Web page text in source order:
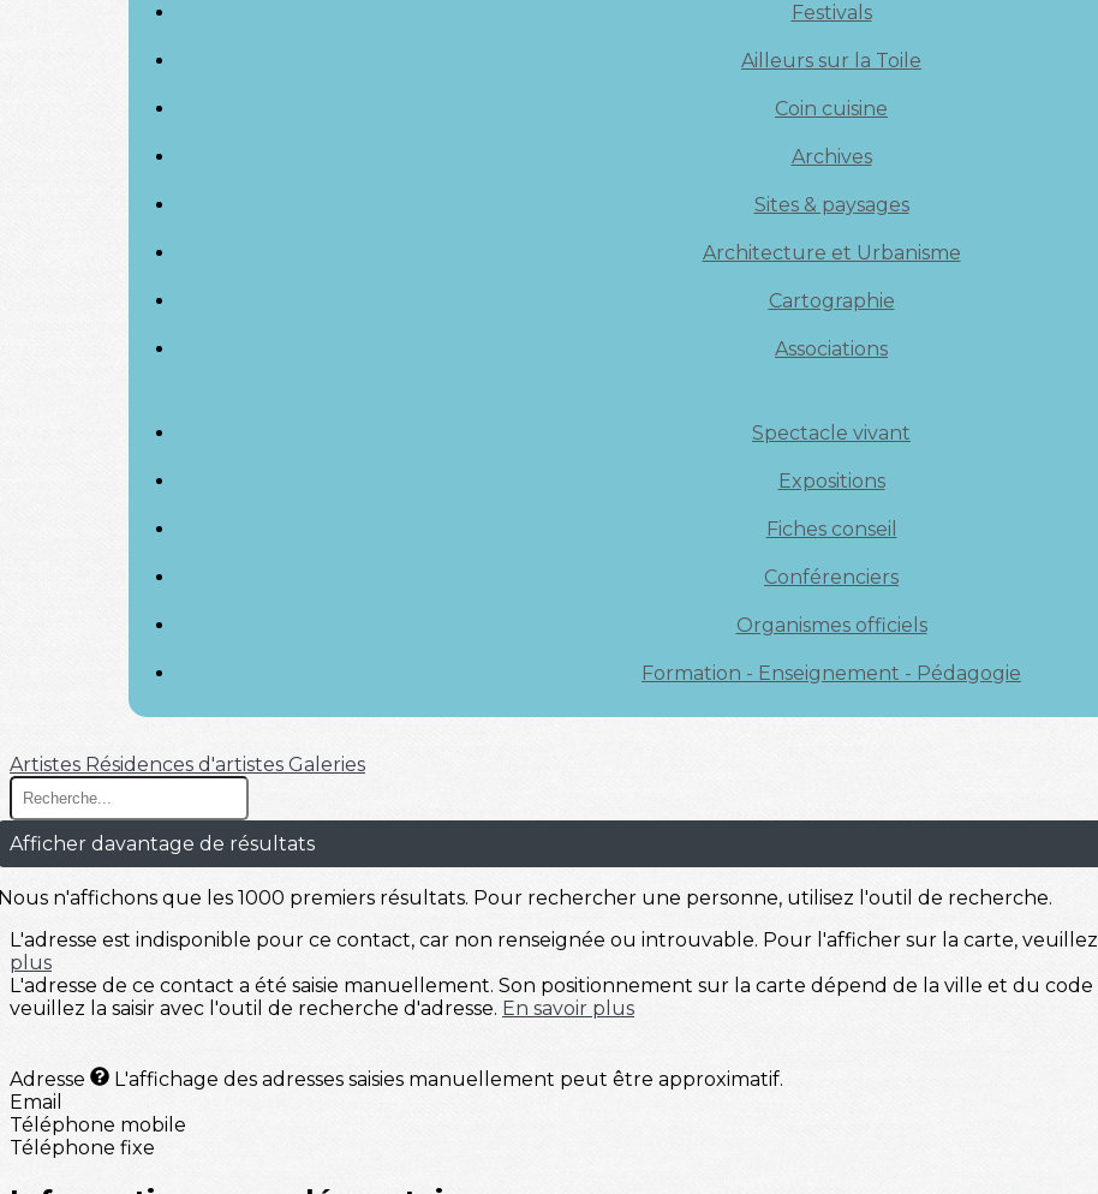
Festivals
Ailleurs sur la Toile
Coin cuisine
Archives
Sites & paysages
Architecture et Urbanisme
Cartographie
Associations
Spectacle vivant
Expositions
Fiches conseil
Conférenciers
Organismes officiels
Formation - Enseignement - Pédagogie
Artistes Résidences d'artistes Galeries
Afficher davantage de résultats
n'affichons que les 1000 premiers résultats. Pour rechercher une personne, utilisez l'outil de recherche.
L'adresse est indisponible pour ce contact, car non renseignée ou introuvable. Pour l'afficher sur la carte,
plus
L'adresse de ce contact a été saisie manuellement. Son positionnement sur la carte dépend de la ville et du
veuillez la saisir avec l'outil de recherche d'adresse. En savoir plus
Adresse
L'affichage des adresses saisies manuellement peut être approximatif.
Email
Téléphone mobile
Téléphone fixe